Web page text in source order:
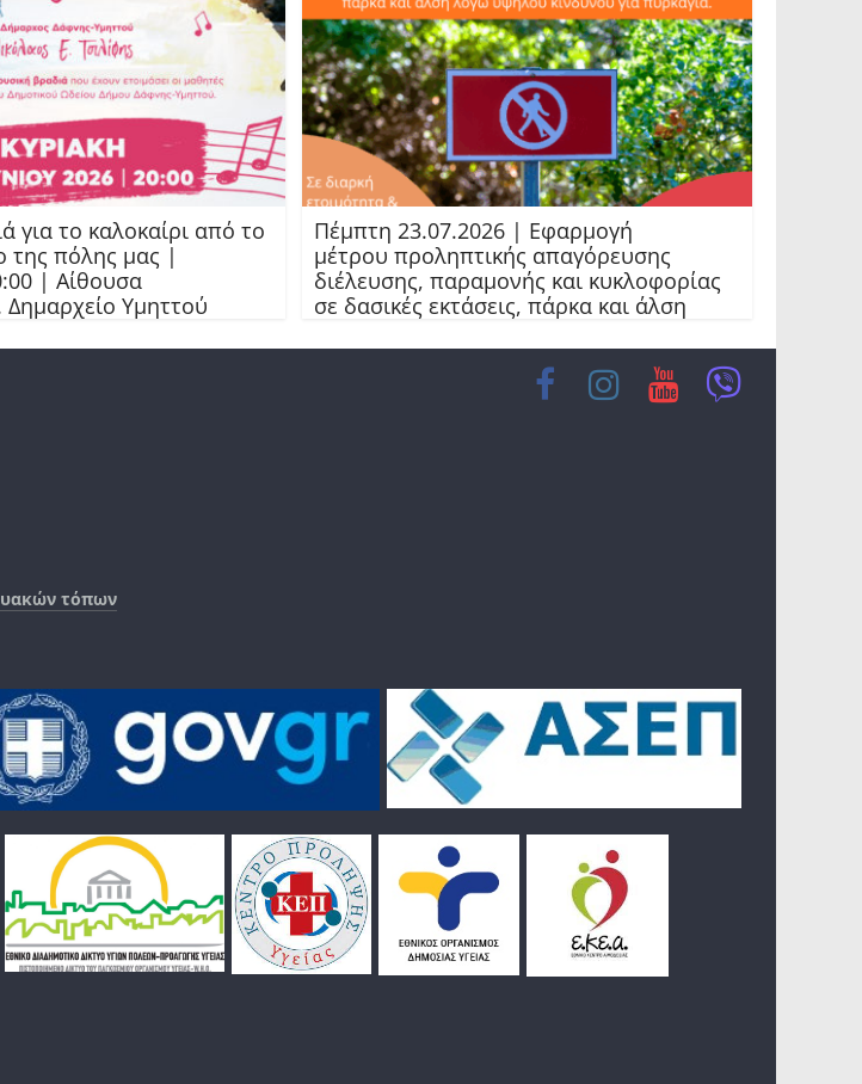
για το καλοκαίρι από το
της πόλης μας |
| Αίθουσα
Υμηττού
Πέμπτη 23.07.2026 | Εφαρμογή
μέτρου προληπτικής απαγόρευσης
διέλευσης, παραμονής και κυκλοφορίας
σε δασικές εκτάσεις, πάρκα και άλση
τόπων